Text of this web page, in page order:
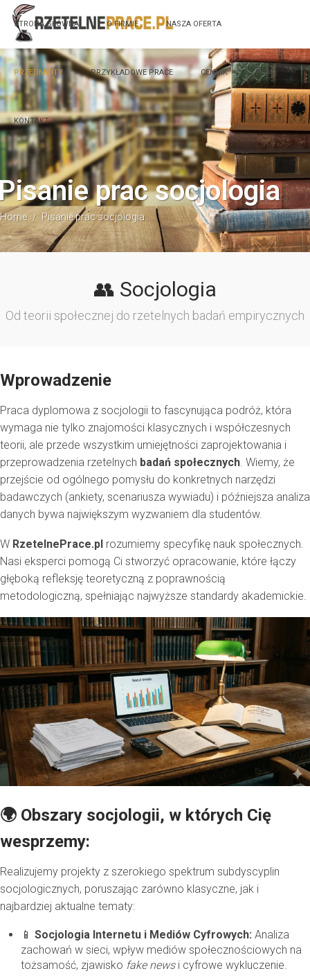
STRONA GŁÓWNA O FIRMIE NASZA OFERTA
PRZEDMIOTY PRZYKŁADOWE PRACE CENNIK BLOG
KONTAKT
prac socjologia
Home / Pisanie prac socjologia
👥 Socjologia
Od teorii społecznej do rzetelnych badań empirycznych
Wprowadzenie
Praca dyplomowa z socjologii to fascynująca podróż, która
wymaga nie tylko znajomości klasycznych i współczesnych
teorii, ale przede wszystkim umiejętności zaprojektowania i
przeprowadzenia rzetelnych badań społecznych. Wiemy, że
przejście od ogólnego pomysłu do konkretnych narzędzi
badawczych (ankiety, scenariusza wywiadu) i późniejsza analiza
danych bywa największym wyzwaniem dla studentów.
W RzetelnePrace.pl rozumiemy specyfikę nauk społecznych.
Nasi eksperci pomogą Ci stworzyć opracowanie, które łączy
głęboką refleksję teoretyczną z poprawnością
metodologiczną, spełniając najwyższe standardy akademickie.
🌍 Obszary socjologii, w których Cię
wesprzemy:
Realizujemy projekty z szerokiego spektrum subdyscyplin
socjologicznych, poruszając zarówno klasyczne, jak i
najbardziej aktualne tematy:
📱 Socjologia Internetu i Mediów Cyfrowych: Analiza
zachowań w sieci, wpływ mediów społecznościowych na
tożsamość, zjawisko fake newsi cyfrowe wykluczenie.